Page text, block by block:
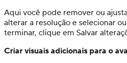
Aqui você pode remover ou
alterar a resolução e selecionar
terminar, clique em Salvar
Criar visuais adicionais para o